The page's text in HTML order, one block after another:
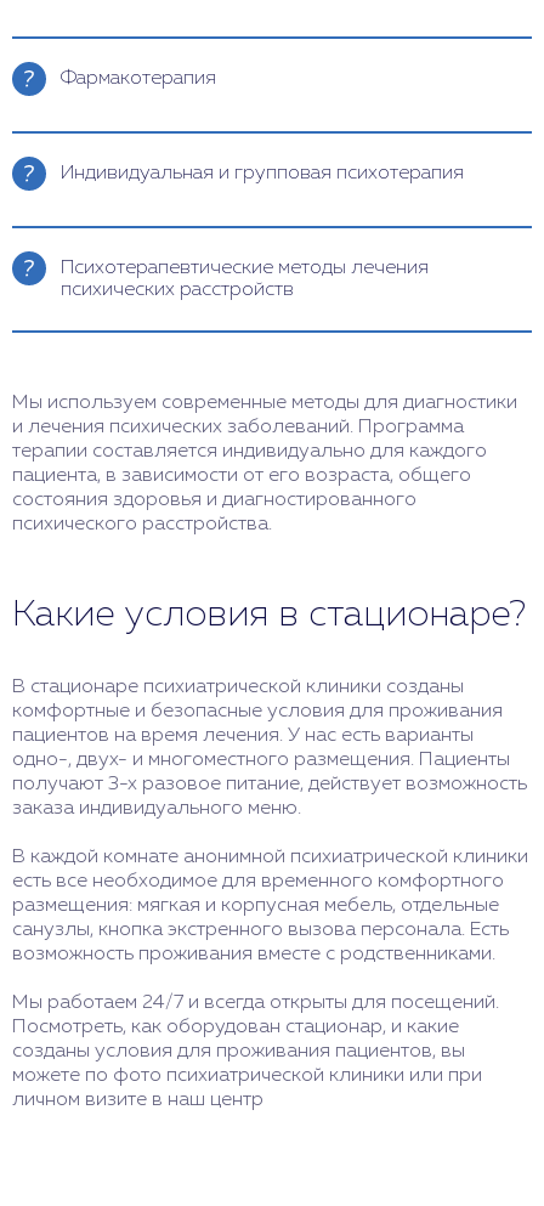
Фармакотерапия
Лечение тяжелых расстройств по международным
оригинальные препараты.
Индивидуальная и групповая психотерапия
Сеансы ведут психотерапевты с большим
Психотерапевтические методы лечения
психических расстройств
Когнитивные тренинги, арт-терапия,
др.).
Мы используем современные методы для диагностики
и лечения психических заболеваний. Программа
терапии составляется индивидуально для каждого
пациента, в зависимости от его возраста, общего
состояния здоровья и диагностированного
психического расстройства.
Какие условия в стационаре?
В стационаре психиатрической клиники созданы
комфортные и безопасные условия для проживания
пациентов на время лечения. У нас есть варианты
одно-, двух- и многоместного размещения. Пациенты
получают 3-х разовое питание, действует возможность
заказа индивидуального меню.
В каждой комнате анонимной психиатрической клиники
есть все необходимое для временного комфортного
размещения: мягкая и корпусная мебель, отдельные
санузлы, кнопка экстренного вызова персонала. Есть
возможность проживания вместе с родственниками.
Мы работаем 24/7 и всегда открыты для посещений.
Посмотреть, как оборудован стационар, и какие
созданы условия для проживания пациентов, вы
можете по фото психиатрической клиники или при
личном визите в наш центр